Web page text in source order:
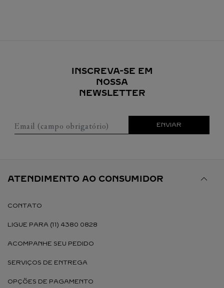
INSCREVA-SE EM
NOSSA
NEWSLETTER
Email (campo obrigatório) ENVIAR
ATENDIMENTO AO CONSUMIDOR
CONTATO
LIGUE PARA (11) 4380 0828
ACOMPANHE SEU PEDIDO
SERVIÇOS DE ENTREGA
OPÇÕES DE PAGAMENTO